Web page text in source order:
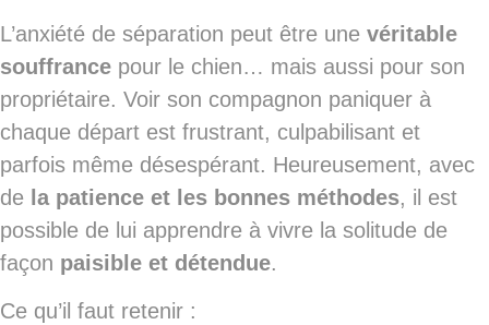
L’anxiété de séparation peut être une véritable
souffrance pour le chien… mais aussi pour son
propriétaire. Voir son compagnon paniquer à
chaque départ est frustrant, culpabilisant et
parfois même désespérant. Heureusement, avec
de la patience et les bonnes méthodes, il est
possible de lui apprendre à vivre la solitude de
façon paisible et détendue.
Ce qu’il faut retenir :